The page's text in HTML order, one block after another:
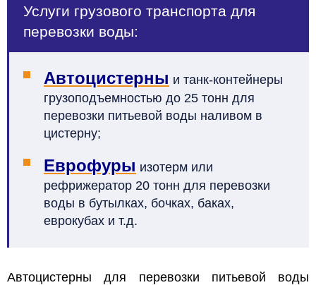
Услуги грузового транспорта для
перевозки воды:
Автоцистерны и танк-контейнеры
грузоподъемностью до 25 тонн для
перевозки питьевой воды наливом в
цистерну;
Еврофуры изотерм или
рефрижератор 20 тонн для перевозки
воды в бутылках, бочках, баках,
еврокубах и т.д.
Автоцистерны для перевозки питьевой воды